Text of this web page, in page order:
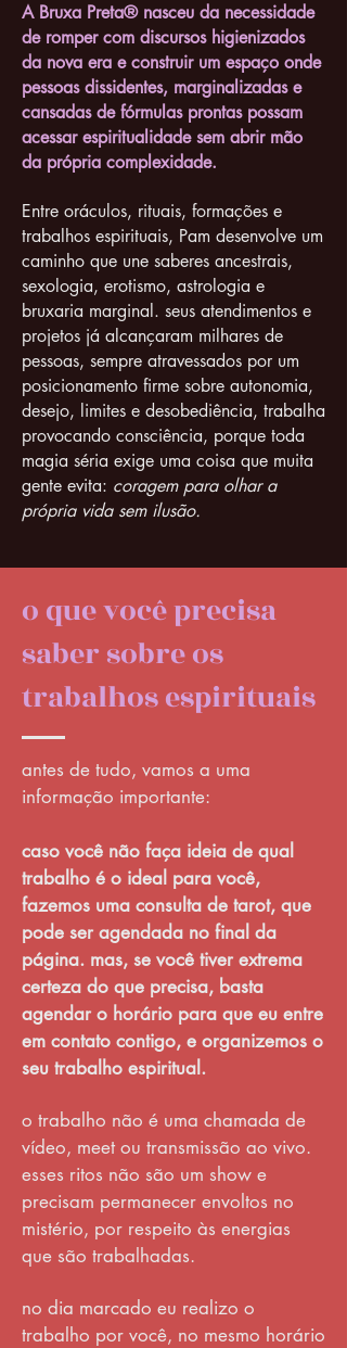
A Bruxa Preta® nasceu da necessidade
de romper com discursos higienizados
da nova era e construir um espaço onde
pessoas dissidentes, marginalizadas e
cansadas de fórmulas prontas possam
acessar espiritualidade sem abrir mão
da própria complexidade.
Entre oráculos, rituais, formações e
trabalhos espirituais, Pam desenvolve um
caminho que une saberes ancestrais,
sexologia, erotismo, astrologia e
bruxaria marginal. seus atendimentos e
projetos já alcançaram milhares de
pessoas, sempre atravessados por um
posicionamento firme sobre autonomia,
desejo, limites e desobediência, trabalha
provocando consciência, porque toda
magia séria exige uma coisa que muita
gente evita: coragem para olhar a
própria vida sem ilusão.
o que você precisa
saber sobre os
trabalhos espirituais
antes de tudo, vamos a uma
informação importante:
caso você não faça ideia de qual
trabalho é o ideal para você,
fazemos uma consulta de tarot, que
pode ser agendada no final da
página. mas, se você tiver extrema
certeza do que precisa, basta
agendar o horário para que eu entre
em contato contigo, e organizemos o
seu trabalho espiritual.
o trabalho não é uma chamada de
vídeo, meet ou transmissão ao vivo.
esses ritos não são um show e
precisam permanecer envoltos no
mistério, por respeito às energias
que são trabalhadas.
no dia marcado eu realizo o
trabalho por você, no mesmo horário